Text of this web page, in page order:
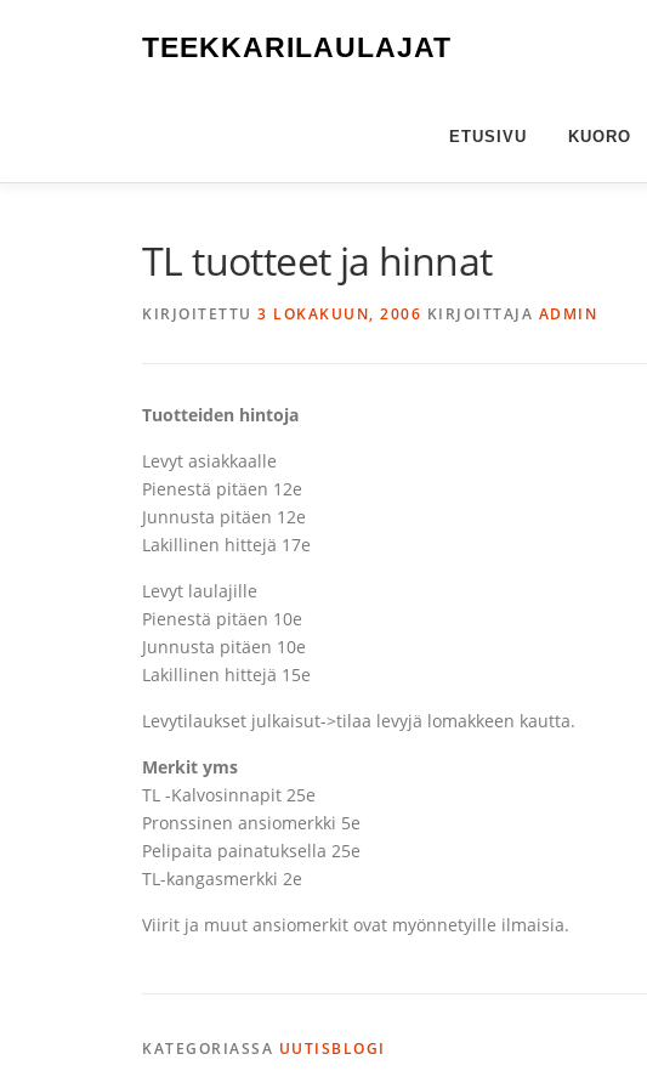
TEEKKARILAULAJAT
ETUSIVU KUORO
TL tuotteet ja hinnat
KIRJOITETTU 3 LOKAKUUN, 2006 KIRJOITTAJA ADMIN
Tuotteiden hintoja
Levyt asiakkaalle
Pienestä pitäen 12e
Junnusta pitäen 12e
Lakillinen hittejä 17e
Levyt laulajille
Pienestä pitäen 10e
Junnusta pitäen 10e
Lakillinen hittejä 15e
Levytilaukset julkaisut->tilaa levyjä lomakkeen kautta.
Merkit yms
TL -Kalvosinnapit 25e
Pronssinen ansiomerkki 5e
Pelipaita painatuksella 25e
TL-kangasmerkki 2e
Viirit ja muut ansiomerkit ovat myönnetyille ilmaisia.
KATEGORIASSA UUTISBLOGI